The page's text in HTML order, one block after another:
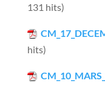
131 hits)
hits)